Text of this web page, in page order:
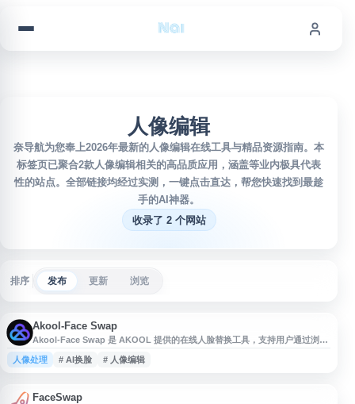
人像编辑
奈导航为您奉上2026年最新的人像编辑在线工具与精品资源指南。本
标签页已聚合2款人像编辑相关的高品质应用，涵盖等业内极具代表
性的站点。全部链接均经过实测，一键点击直达，帮您快速找到最趁
手的AI神器。
收录了 2 个网站
排序 发布 更新 浏览
Akool-Face Swap
Akool-Face Swap 是 AKOOL 提供的在线人脸替换工具，支持用户通过浏览
器上传图片或视频素材，进行人脸交换与相关视觉内容生成。该工具面向创意
设计、社交媒体内容制作、营销素材、娱乐互动等场景，提供便捷的在线处理
人像处理 # AI换脸 # 人像编辑
FaceSwap